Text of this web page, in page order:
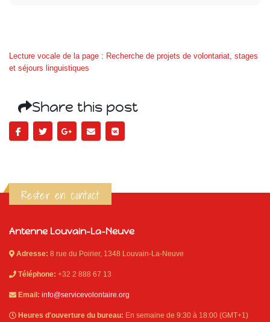
Lecture vocale de la page : Recherche de projets de volontariat, stages
et séjours linguistiques
Share this post
Rester en contact
Antenne Louvain-La-Neuve
Adresse: 8 rue du Poirier, 1348 Louvain-La-Neuve
Téléphone: +32 2 888 67 13
Email: info@servicevolontaire.org
Heures d'ouverture du bureau: En semaine de 9:30 à 18:00 (GMT+1)